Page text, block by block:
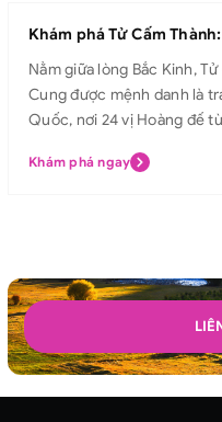
Khám phá Tử Cấm
Nằm giữa lòng Bắc Kinh,
Cung được mệnh danh là
Quốc, nơi 24 vị Hoàng đế
rỡ và các điện cung tráng
ngưỡng vẻ đẹp tráng lệ,
huy hoàng ngay hôm nay! Tử Cấm Thành Tử Cấm Thành hay
còn được gọi là Cố Cung ở
chúa, hoàng tộc trong thời
Cấm Thành là cung điện
Khám phá ngay